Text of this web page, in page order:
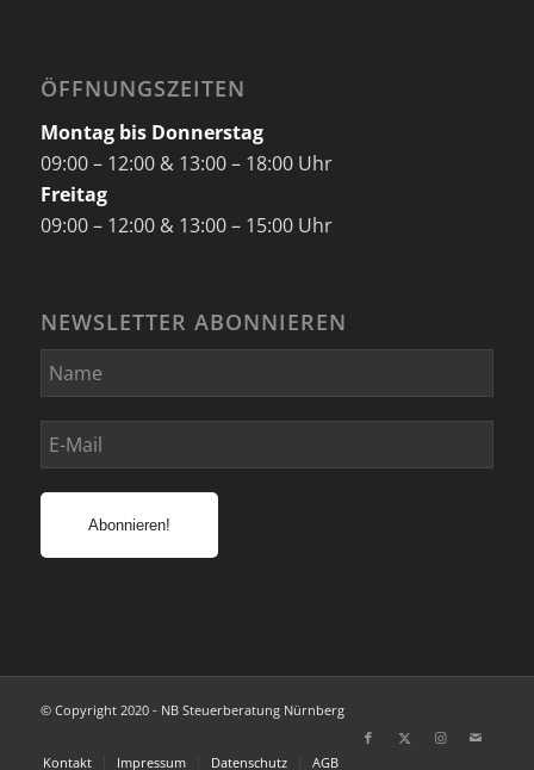
ÖFFNUNGSZEITEN
Montag bis Donnerstag
09:00 – 12:00 & 13:00 – 18:00 Uhr
Freitag
09:00 – 12:00 & 13:00 – 15:00 Uhr
NEWSLETTER ABONNIEREN
© Copyright 2020 - NB Steuerberatung Nürnberg
Kontakt Impressum Datenschutz AGB